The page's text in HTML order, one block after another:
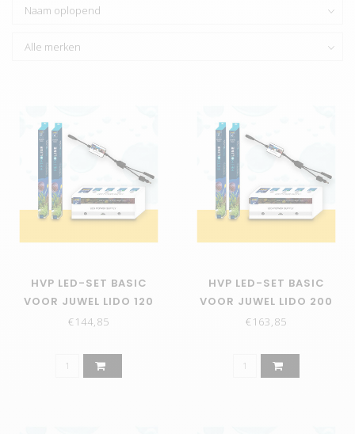
HVP LED-SET BASIC
VOOR JUWEL LIDO 120
€144,85
HVP LED-SET BASIC
VOOR JUWEL LIDO 200
€163,85